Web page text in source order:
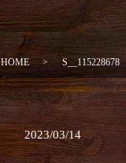
HOME S__115228678
2023/03/14